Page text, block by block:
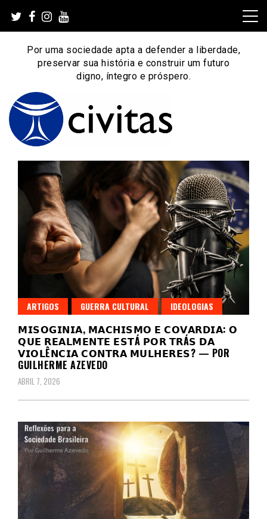
content
Por uma sociedade apta a defender a liberdade,
preservar sua história e construir um futuro
digno, íntegro e próspero.
Instituto Civitas
preservar sua história e construir um futuro digno, íntegro
e próspero.
ARTIGOS GUERRA CULTURAL IDEOLOGIAS
𝗠𝗜𝗦𝗢𝗚𝗜𝗡𝗜𝗔, 𝗠𝗔𝗖𝗛𝗜𝗦𝗠𝗢 𝗘 𝗖𝗢𝗩𝗔𝗥𝗗𝗜𝗔: 𝗢
𝗤𝗨𝗘 𝗥𝗘𝗔𝗟𝗠𝗘𝗡𝗧𝗘 𝗘𝗦𝗧Á 𝗣𝗢𝗥 𝗧𝗥Á𝗦 𝗗𝗔
𝗩𝗜𝗢𝗟Ê𝗡𝗖𝗜𝗔 𝗖𝗢𝗡𝗧𝗥𝗔 𝗠𝗨𝗟𝗛𝗘𝗥𝗘𝗦? — POR
GUILHERME AZEVEDO
ABRIL 7, 2026